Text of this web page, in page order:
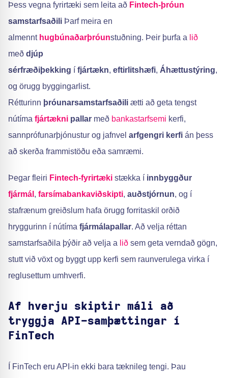
Þess vegna fyrirtæki sem leita að Fintech-þróun
samstarfsaðili Þarf meira en
almennt hugbúnaðarþróunstuðning. Þeir þurfa a lið
með djúp
sérfræðiþekking í fjártækn, eftirlitshæfi, Áhættustýring,
og örugg byggingarlist.
Rétturinn þróunarsamstarfsaðili ætti að geta tengst
nútíma fjártækni pallar með bankastarfsemi kerfi,
sannprófunarþjónustur og jafnvel arfgengri kerfi án þess
að skerða frammistöðu eða samræmi.
Þegar fleiri Fintech-fyrirtæki stækka í innbyggður
fjármál , farsímabankaviðskipti, auðstjórnun, og í
stafrænum greiðslum hafa örugg forritaskil orðið
hryggurinn í nútíma fjármálapallar. Að velja réttan
samstarfsaðila þýðir að velja a lið sem geta verndað gögn,
stutt við vöxt og byggt upp kerfi sem raunverulega virka í
reglusettum umhverfi.
Af hverju skiptir máli að
tryggja API-samþættingar í
FinTech
Í FinTech eru API-in ekki bara tæknileg tengi. Þau